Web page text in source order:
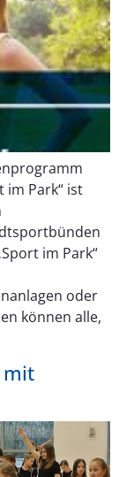
im Park“ ist
im Park“
oder
können alle,
mit